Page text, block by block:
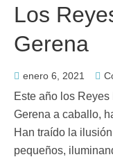
Los
Gerena
enero 6, 2021
Este año los
Gerena a caballo,
Han traído la
pequeños,